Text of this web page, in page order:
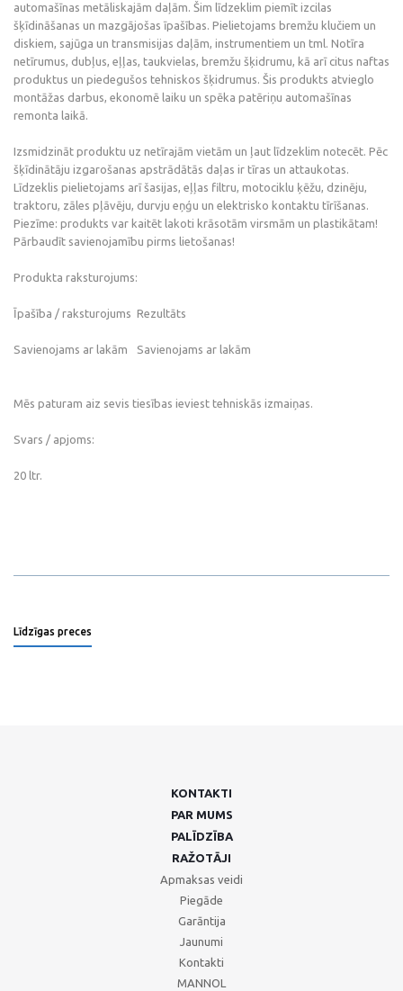
automašīnas metāliskajām daļām. Šim līdzeklim piemīt izcilas
šķīdināšanas un mazgājošas īpašības. Pielietojams bremžu klučiem un
diskiem, sajūga un transmisijas daļām, instrumentiem un tml. Notīra
netīrumus, dubļus, eļļas, taukvielas, bremžu šķidrumu, kā arī citus naftas
produktus un piedegušos tehniskos šķidrumus. Šis produkts atvieglo
montāžas darbus, ekonomē laiku un spēka patēriņu automašīnas
remonta laikā.
Izsmidzināt produktu uz netīrajām vietām un ļaut līdzeklim notecēt. Pēc
šķīdinātāju izgarošanas apstrādātās daļas ir tīras un attaukotas.
Līdzeklis pielietojams arī šasijas, eļļas filtru, motociklu ķēžu, dzinēju,
traktoru, zāles pļāvēju, durvju eņģu un elektrisko kontaktu tīrīšanas.
Piezīme: produkts var kaitēt lakoti krāsotām virsmām un plastikātam!
Pārbaudīt savienojamību pirms lietošanas!
Produkta raksturojums:
Īpašība / raksturojums Rezultāts
Savienojams ar lakām Savienojams ar lakām
Mēs paturam aiz sevis tiesības ieviest tehniskās izmaiņas.
Svars / apjoms:
20 ltr.
Līdzīgas preces
KONTAKTI
PAR MUMS
PALĪDZĪBA
RAŽOTĀJI
Apmaksas veidi
Piegāde
Garāntija
Jaunumi
Kontakti
MANNOL